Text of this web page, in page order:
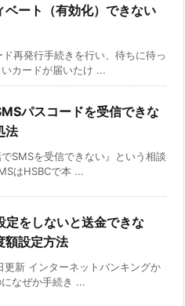
ベート（有効化）できない
再発行手続きを行い、待ちに待っ
カードが届いたけ ...
パスコードを受信できな
法
SMSを受信できない』という相談
はHSBCで本 ...
定をしないと送金できな
額設定方法
新 インターネットバンキングか
なぜか手続き ...